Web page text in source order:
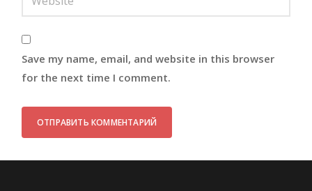
Save my name, email, and website in this browser
for the next time I comment.